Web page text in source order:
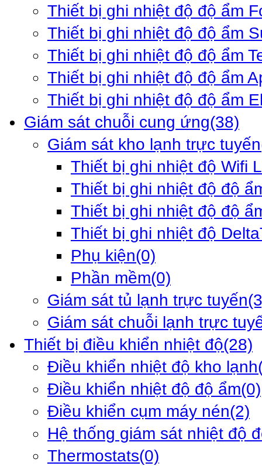
Thiết bị ghi nhiệt độ độ ẩm
Thiết bị ghi nhiệt độ độ ẩm
Thiết bị ghi nhiệt độ độ ẩm
Thiết bị ghi nhiệt độ độ ẩm
Thiết bị ghi nhiệt độ độ ẩm
Giám sát chuỗi cung ứng(38)
Giám sát kho lạnh trực tuyến
Thiết bị ghi nhiệt độ Wifi
Thiết bị ghi nhiệt độ độ
Thiết bị ghi nhiệt độ độ
Thiết bị ghi nhiệt độ
Phụ kiện(0)
Phần mềm(0)
Giám sát tủ lạnh trực tuyến
Giám sát chuỗi lạnh trực
Thiết bị điều khiển nhiệt độ(28)
Điều khiển nhiệt độ kho lạnh
Điều khiển nhiệt độ độ ẩm(0)
Điều khiển cụm máy nén(2)
Hệ thống giám sát nhiệt độ
Thermostats(0)